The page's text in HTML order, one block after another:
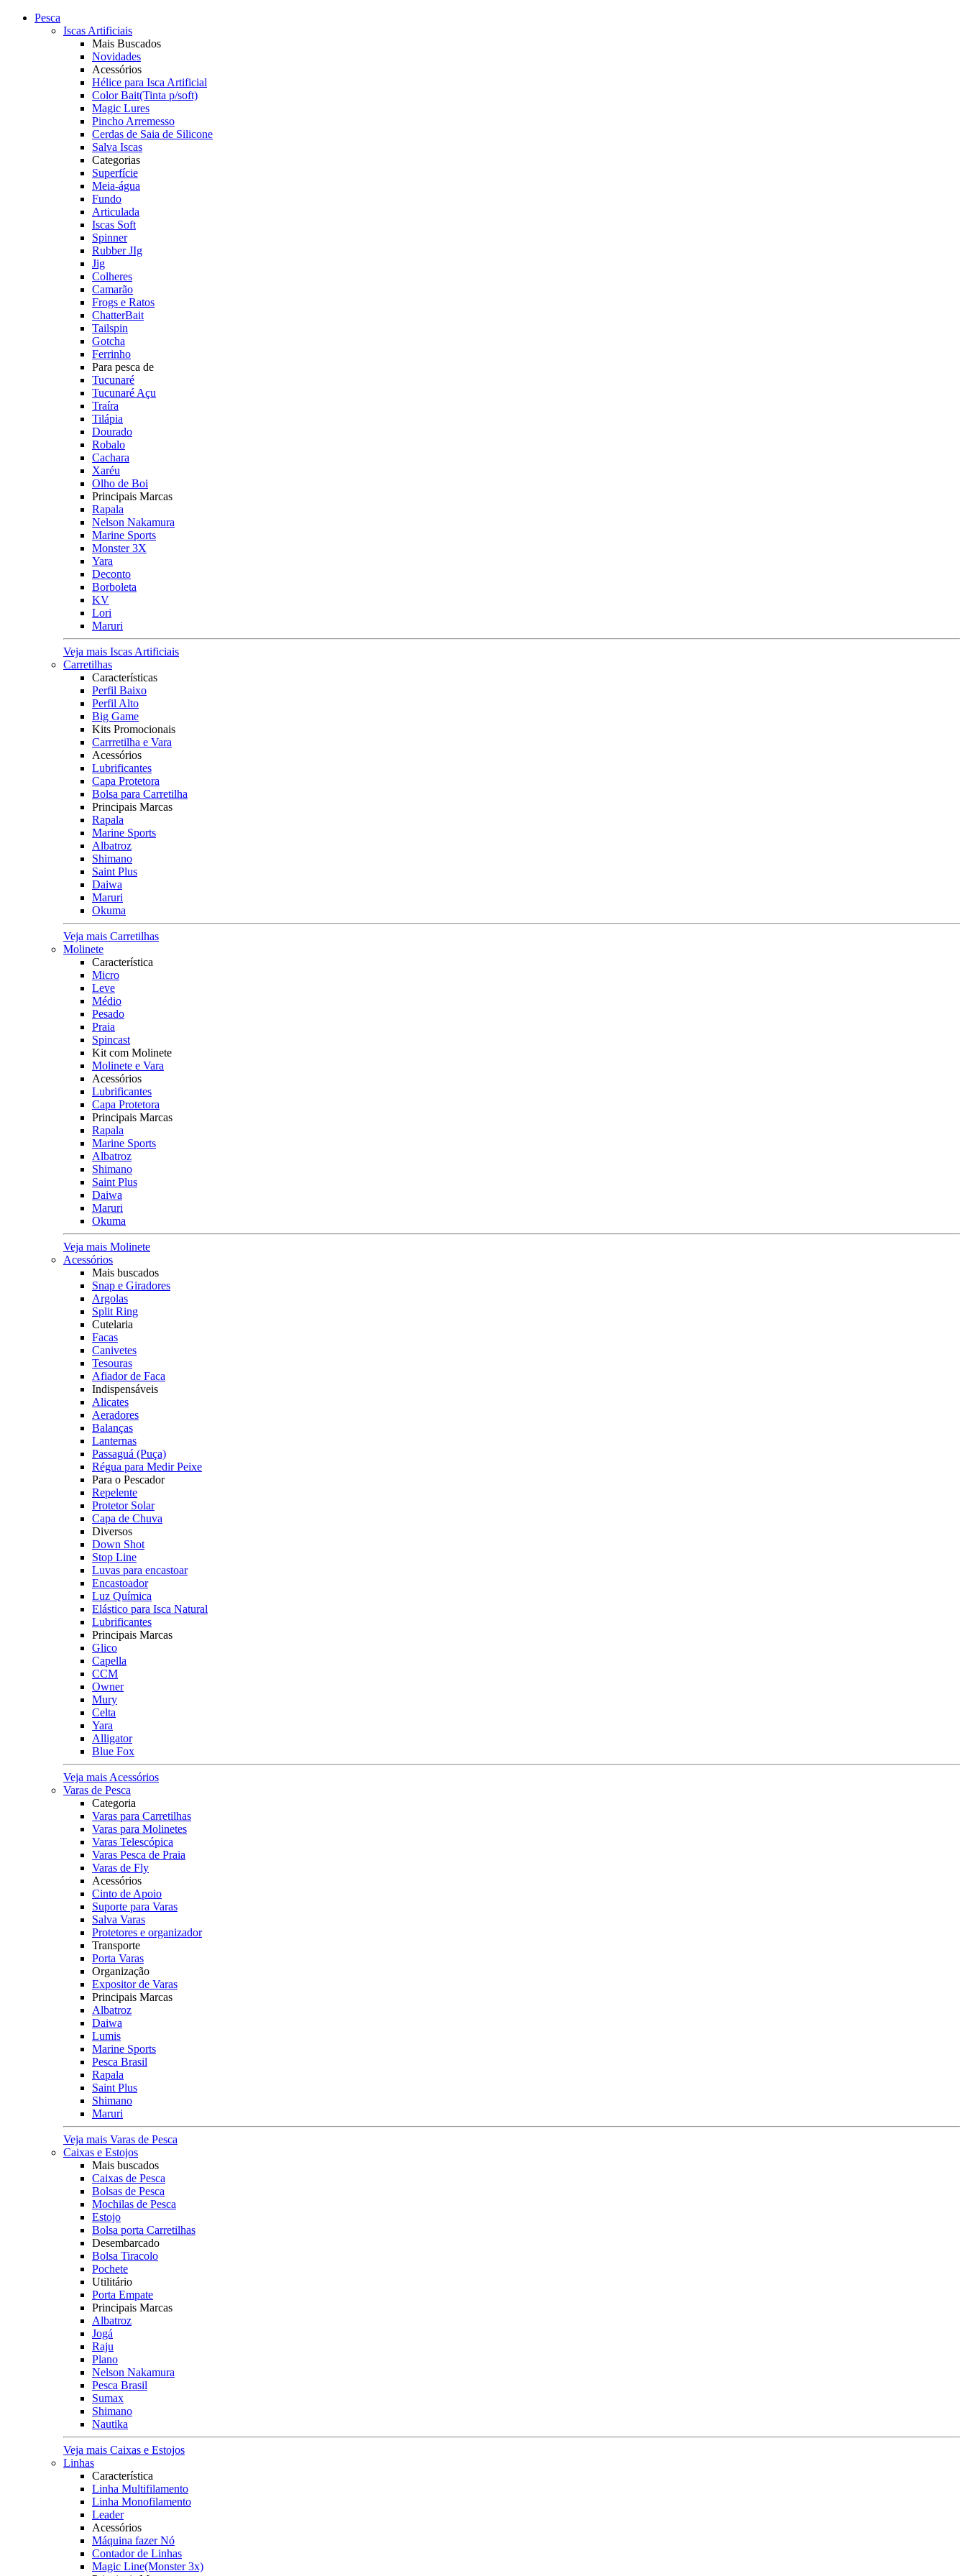
Pesca
Iscas Artificiais
Mais Buscados
Novidades
Acessórios
Hélice para Isca Artificial
Color Bait(Tinta p/soft)
Magic Lures
Pincho Arremesso
Cerdas de Saia de Silicone
Salva Iscas
Categorias
Superfície
Meia-água
Fundo
Articulada
Iscas Soft
Spinner
Rubber JIg
Jig
Colheres
Camarão
Frogs e Ratos
ChatterBait
Tailspin
Gotcha
Ferrinho
Para pesca de
Tucunaré
Tucunaré Açu
Traíra
Tilápia
Dourado
Robalo
Cachara
Xaréu
Olho de Boi
Principais Marcas
Rapala
Nelson Nakamura
Marine Sports
Monster 3X
Yara
Deconto
Borboleta
KV
Lori
Maruri
Veja mais Iscas Artificiais
Carretilhas
Características
Perfil Baixo
Perfil Alto
Big Game
Kits Promocionais
Carrretilha e Vara
Acessórios
Lubrificantes
Capa Protetora
Bolsa para Carretilha
Principais Marcas
Rapala
Marine Sports
Albatroz
Shimano
Saint Plus
Daiwa
Maruri
Okuma
Veja mais Carretilhas
Molinete
Característica
Micro
Leve
Médio
Pesado
Praia
Spincast
Kit com Molinete
Molinete e Vara
Acessórios
Lubrificantes
Capa Protetora
Principais Marcas
Rapala
Marine Sports
Albatroz
Shimano
Saint Plus
Daiwa
Maruri
Okuma
Veja mais Molinete
Acessórios
Mais buscados
Snap e Giradores
Argolas
Split Ring
Cutelaria
Facas
Canivetes
Tesouras
Afiador de Faca
Indispensáveis
Alicates
Aeradores
Balanças
Lanternas
Passaguá (Puça)
Régua para Medir Peixe
Para o Pescador
Repelente
Protetor Solar
Capa de Chuva
Diversos
Down Shot
Stop Line
Luvas para encastoar
Encastoador
Luz Química
Elástico para Isca Natural
Lubrificantes
Principais Marcas
Glico
Capella
CCM
Owner
Mury
Celta
Yara
Alligator
Blue Fox
Veja mais Acessórios
Varas de Pesca
Categoria
Varas para Carretilhas
Varas para Molinetes
Varas Telescópica
Varas Pesca de Praia
Varas de Fly
Acessórios
Cinto de Apoio
Suporte para Varas
Salva Varas
Protetores e organizador
Transporte
Porta Varas
Organização
Expositor de Varas
Principais Marcas
Albatroz
Daiwa
Lumis
Marine Sports
Pesca Brasil
Rapala
Saint Plus
Shimano
Maruri
Veja mais Varas de Pesca
Caixas e Estojos
Mais buscados
Caixas de Pesca
Bolsas de Pesca
Mochilas de Pesca
Estojo
Bolsa porta Carretilhas
Desembarcado
Bolsa Tiracolo
Pochete
Utilitário
Porta Empate
Principais Marcas
Albatroz
Jogá
Raju
Plano
Nelson Nakamura
Pesca Brasil
Sumax
Shimano
Nautika
Veja mais Caixas e Estojos
Linhas
Característica
Linha Multifilamento
Linha Monofilamento
Leader
Acessórios
Máquina fazer Nó
Contador de Linhas
Magic Line(Monster 3x)